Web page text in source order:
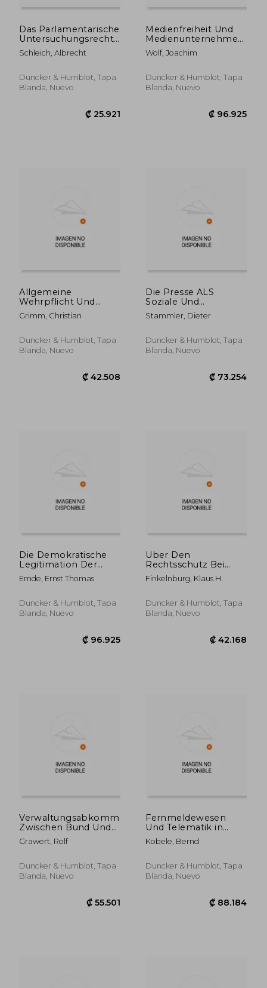
Das Parlamentarische
Untersuchungsrecht
Des Bundestages (en
Alemán)
Schleich, Albrecht
Duncker & Humblot, Tapa
Blanda, Nuevo
Medienfreiheit Und
Medienunternehmen
(en Alemán)
Wolf, Joachim
Duncker & Humblot, Tapa
Blanda, Nuevo
Allgemeine
Wehrpflicht Und
Menschenwurde (en
Alemán)
Grimm, Christian
Duncker & Humblot, Tapa
Blanda, Nuevo
Die Presse ALS
Soziale Und
Verfassungsrechtliche
Institution: Eine
Pressefreiheit Nach
Dem Bonner
Stammler, Dieter
Duncker & Humblot, Tapa
Blanda, Nuevo
Die Demokratische
Legitimation Der
Funktionalen
Selbstverwaltung:
Verfassungsrechtliche
Studie Anhand Der
Emde, Ernst Thomas
Duncker & Humblot, Tapa
Blanda, Nuevo
Uber Den
Rechtsschutz Bei
Anwaltlichen
Zulassungsstreitigkeiten:
(en Alemán)
Finkelnburg, Klaus H.
Duncker & Humblot, Tapa
Blanda, Nuevo
Verwaltungsabkommen
Zwischen Bund Und
Landern in Der
Bundesrepublik
Kritische
Untersuchung Der
Grawert, Rolf
Duncker & Humblot, Tapa
Blanda, Nuevo
Fernmeldewesen
Und Telematik in
Ihrer Rechtlichen
Wechselwirkung (en
Kobele, Bernd
Duncker & Humblot, Tapa
Blanda, Nuevo